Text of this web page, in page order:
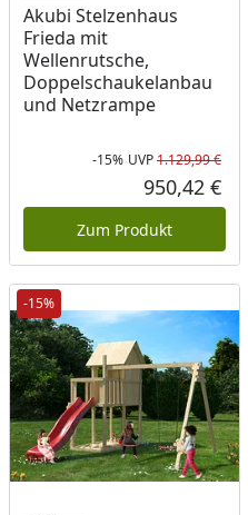
Akubi Stelzenhaus
Frieda mit
Wellenrutsche,
Doppelschaukelanbau
und Netzrampe
-15% UVP1.129,99 €
950,42 €
Zum Produkt
-15%